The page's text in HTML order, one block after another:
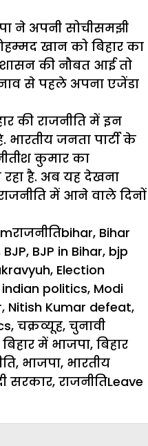
ने अपनी सोचीसमझी
खान को बिहार का
शासन की नौबत आई तो
से पहले अपना एजेंडा
की राजनीति में इन
भारतीय जनता पार्टीके
कुमारका
रहा है. अब यह देखना
में आने वाले दिनों
Categories
राजनीतिTags
bihar, Bihar
BJP, BJP in Bihar, bjp
, Election
indian politics, Modi
, Nitish Kumar defeat,
, चक्रव्यूह, चुनावी
बिहार में भाजपा, बिहार
, भाजपा, भारतीय
सरकार, राजनीतिLeave